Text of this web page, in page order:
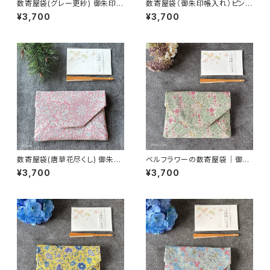
数寄屋袋(グレー更紗) 御朱印帳
¥3,700
数寄屋袋（御朱印帳入れ）ピンパ
ネル・ピンク柄／ウィリアムモリ
ス生地使用
¥3,700
数寄屋袋(唐草花尽くし) 御朱印
帳入れ 和柄ポーチ Sukiyaba
g
¥3,700
ベルフラワーの数寄屋袋｜御朱
印帳入れ・茶道
¥3,700